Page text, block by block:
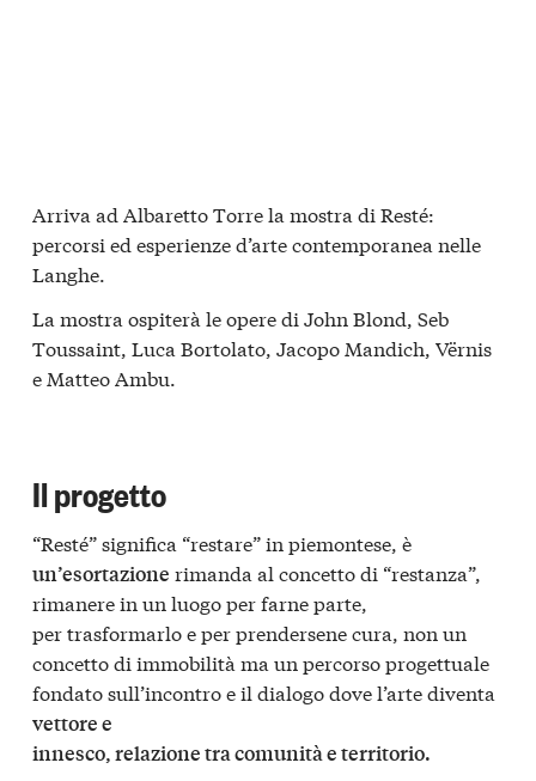
Arriva ad Albaretto Torre la mostra di Resté:
percorsi ed esperienze d’arte contemporanea nelle
Langhe.
La mostra ospiterà le opere di John Blond, Seb
Toussaint, Luca Bortolato, Jacopo Mandich, Vërnis
e Matteo Ambu.
Il progetto
“Resté” significa “restare” in piemontese, è
un’esortazione rimanda al concetto di “restanza”,
rimanere in un luogo per farne parte,
per trasformarlo e per prendersene cura, non un
concetto di immobilità ma un percorso progettuale
fondato sull’incontro e il dialogo dove l’arte diventa
vettore e
innesco, relazione tra comunità e territorio.